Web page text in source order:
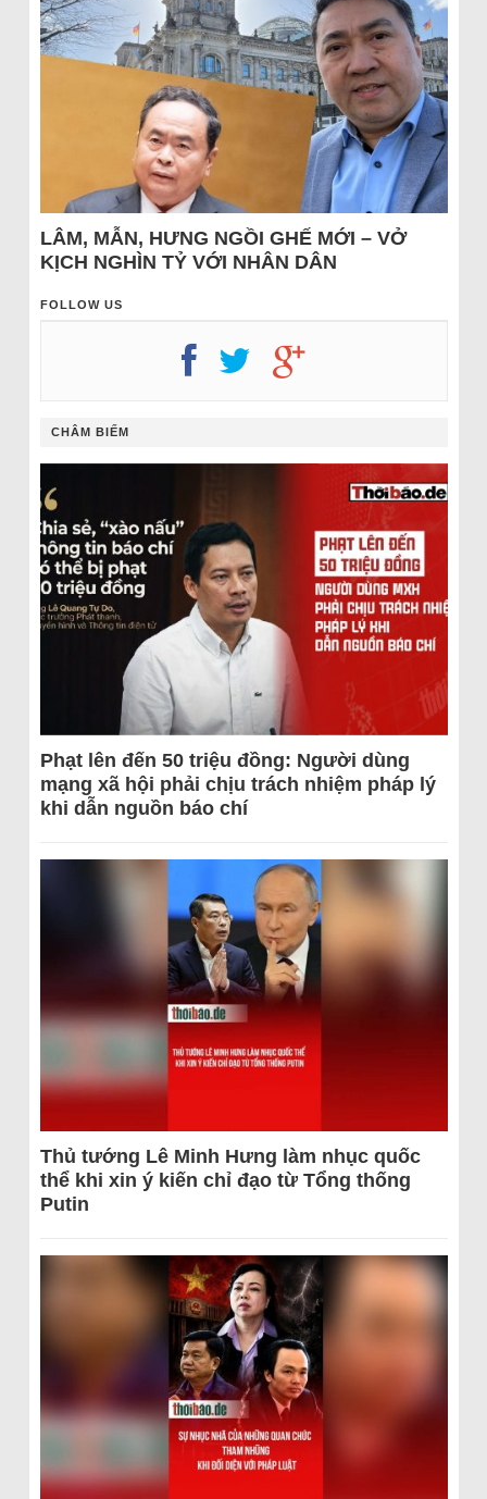
LÂM, MẪN, HƯNG NGỒI GHẾ MỚI – VỞ
KỊCH NGHÌN TỶ VỚI NHÂN DÂN
FOLLOW US
CHÂM BIẾM
Phạt lên đến 50 triệu đồng: Người dùng
mạng xã hội phải chịu trách nhiệm pháp lý
khi dẫn nguồn báo chí
Thủ tướng Lê Minh Hưng làm nhục quốc
thể khi xin ý kiến chỉ đạo từ Tổng thống
Putin